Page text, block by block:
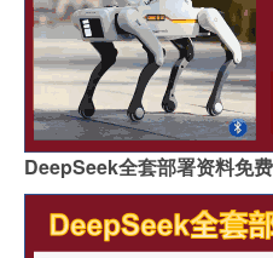
DeepSeek全套部署资料免